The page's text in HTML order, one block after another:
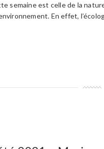
semaine est celle de la
En effet,